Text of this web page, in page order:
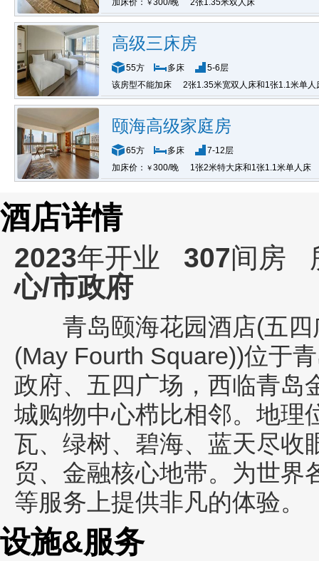
加床价：
￥300/晚 2张1.35米双人床
高级三床房
55方 多床
5-6层
该房型不能加床
2张1.35米宽双人床和1张1.1米单人
颐海高级家庭房
65方 多床
7-12层
加床价：
￥300/晚 1张2米特大床和1张1.1米单人床
酒店详情
2023年开业 307间房
心/市政府
青岛颐海花园酒店(五
(May Fourth Square))位于
政府、五四广场，西临青岛
城购物中心栉比相邻。地理
瓦、绿树、碧海、蓝天尽收
贸、金融核心地带。为世界
等服务上提供非凡的体验。
设施&服务